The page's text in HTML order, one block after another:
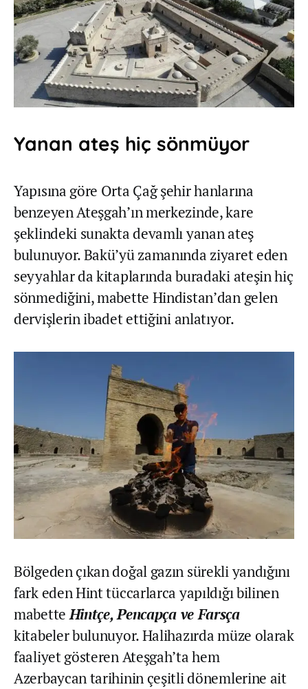
Yanan ateş hiç sönmüyor
Yapısına göre Orta Çağ şehir hanlarına
benzeyen Ateşgah’ın merkezinde, kare
şeklindeki sunakta devamlı yanan ateş
bulunuyor. Bakü’yü zamanında ziyaret eden
seyyahlar da kitaplarında buradaki ateşin hiç
sönmediğini, mabette Hindistan’dan gelen
dervişlerin ibadet ettiğini anlatıyor.
Bölgeden çıkan doğal gazın sürekli yandığını
fark eden Hint tüccarlarca yapıldığı bilinen
mabetteHintçe, Pencapça ve Farsça
kitabeler bulunuyor. Halihazırda müze olarak
faaliyet gösteren Ateşgah’ta hem
Azerbaycan tarihinin çeşitli dönemlerine ait